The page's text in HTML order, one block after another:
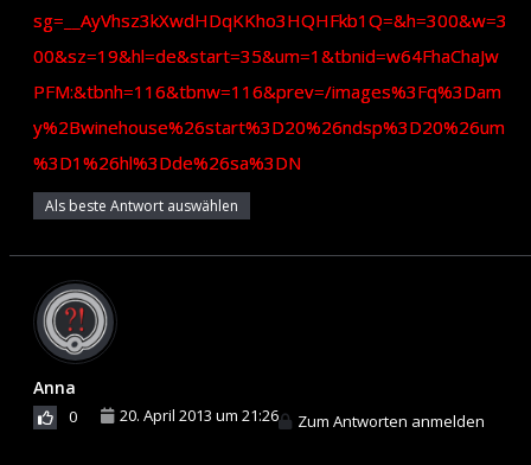
sg=__AyVhsz3kXwdHDqKKho3HQHFkb1Q=&h=300&w=3
00&sz=19&hl=de&start=35&um=1&tbnid=w64FhaChaJw
PFM:&tbnh=116&tbnw=116&prev=/images%3Fq%3Dam
y%2Bwinehouse%26start%3D20%26ndsp%3D20%26um
%3D1%26hl%3Dde%26sa%3DN
Als beste Antwort auswählen
Anna
0 20. April 2013 um 21:26 Zum Antworten anmelden